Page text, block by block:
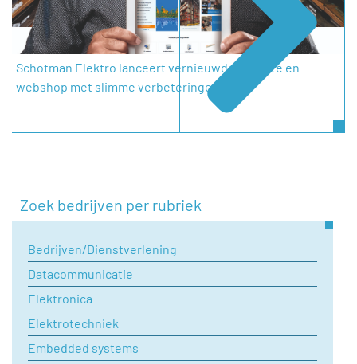
Schotman Elektro lanceert vernieuwde website en
webshop met slimme verbeteringen
Zoek bedrijven per rubriek
Bedrijven/Dienstverlening
Datacommunicatie
Elektronica
Elektrotechniek
Embedded systems